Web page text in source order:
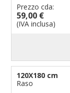
Prezzo cda:
59,00 €
(IVA inclusa)
120X180 cm
Raso